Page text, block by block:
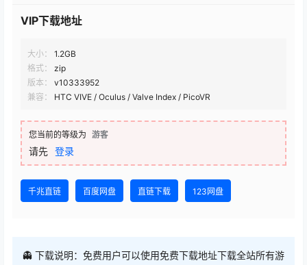
VIP下载地址
大小：
1.2GB
格式：
zip
版本：
v10333952
兼容：
HTC VIVE / Oculus / Valve Index / PicoVR
您当前的等级为 游客
请先 登录
千兆直链 百度网盘 直链下载 123网盘
👻 下载说明：免费用户可以使用免费下载地址下载全站所有游